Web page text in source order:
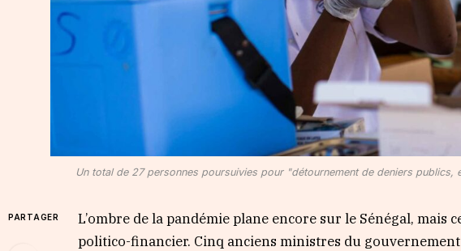
Un total de 27 personnes poursuivies pour "détournement de deniers
PARTAGER
L’ombre de la pandémie plane encore sur le Sénégal, mais
politico-financier. Cinq anciens ministres du gouvernement